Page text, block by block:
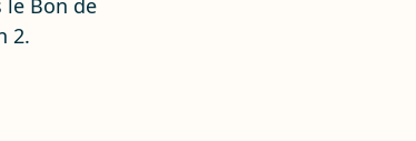
le Bon de
2.